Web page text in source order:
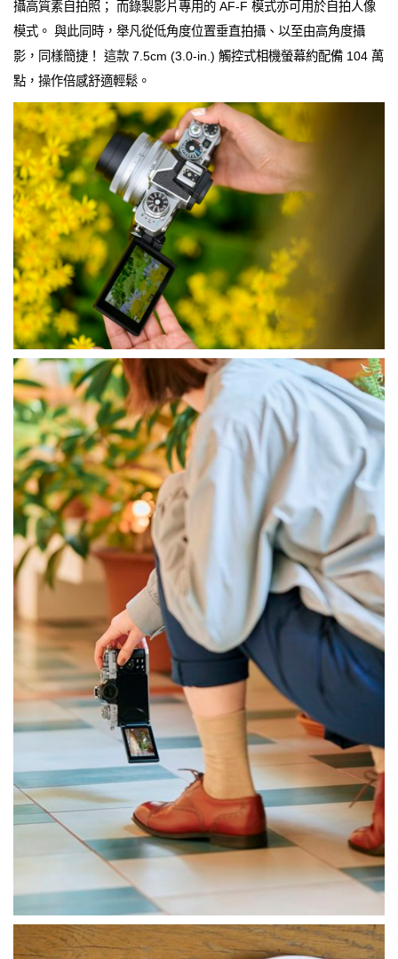
攝高質素自拍照； 而錄製影片專用的 AF-F 模式亦可用於自拍人像
模式。 與此同時，舉凡從低角度位置垂直拍攝、以至由高角度攝
影，同樣簡捷！ 這款 7.5cm (3.0-in.) 觸控式相機螢幕約配備 104 萬
點，操作倍感舒適輕鬆。